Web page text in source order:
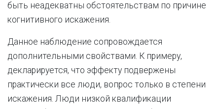
быть неадекватны обстоятельствам по причине
когнитивного искажения.
Данное наблюдение сопровождается
дополнительными свойствами. К примеру,
декларируется, что эффекту подвержены
практически все люди, вопрос только в степени
искажения. Люди низкой квалификации